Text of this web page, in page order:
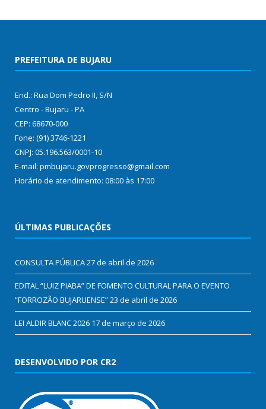
PREFEITURA DE BUJARU
End.: Rua Dom Pedro II, S/N
Centro - Bujaru - PA
CEP: 68670-000
Fone: (91) 3746-1221
CNPJ: 05.196.563/0001-10
E-mail: pmbujaru.govprogresso@gmail.com
Horário de atendimento: 08:00 às 17:00
ÚLTIMAS PUBLICAÇÕES
CONSULTA PÚBLICA27 de abril de 2026
EDITAL “LUIZ PIABA” DE FOMENTO CULTURAL PARA O EVENTO
“FORROZÃO BUJARUENSE”23 de abril de 2026
LEI ALDIR BLANC 2026 17 de março de 2026
DESENVOLVIDO POR CR2